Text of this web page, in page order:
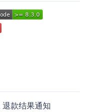
款结果通知